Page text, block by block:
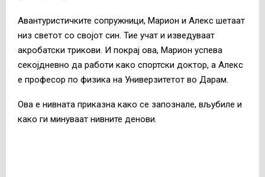
Авантуристичките сопружници, Марион и Алекс шетаат
низ светот со својот син. Тие учат и изведуваат
акробатски трикови. И покрај ова, Марион успева
секојдневно да работи како спортски доктор, а Алекс
е професор по физика на Универзитетот во Дарам.
Ова е нивната приказна како се запознале, вљубиле и
како ги минуваат нивните денови.